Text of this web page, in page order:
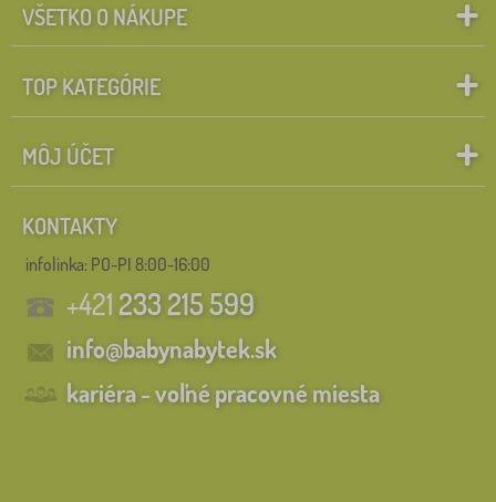
VŠETKO O NÁKUPE
TOP KATEGÓRIE
MÔJ ÚČET
KONTAKTY
infolinka: PO-PI 8:00-16:00
+421233 215 599
info@babynabytek.sk
kariéra - voľné pracovné miesta